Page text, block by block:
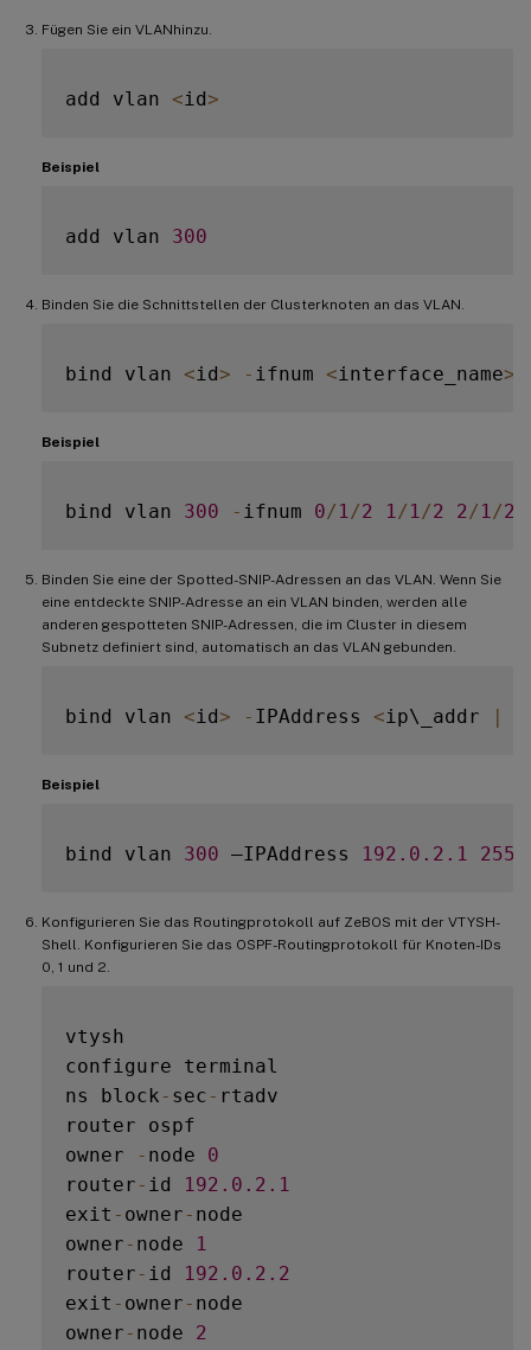
Fügen Sie ein VLANhinzu.
add vlan <id>
Beispiel
add vlan 300
Binden Sie die Schnittstellen der Clusterknoten an das VLAN.
bind vlan <id> - ifnum <interface_name>
Beispiel
bind vlan 300 - ifnum 0/ 1/2 1/ 1/2 2/ 1/2
Binden Sie eine der Spotted-SNIP-Adressen an das VLAN. Wenn Sie
eine entdeckte SNIP-Adresse an ein VLAN binden, werden alle
anderen gespotteten SNIP-Adressen, die im Cluster in diesem
Subnetz definiert sind, automatisch an das VLAN gebunden.
bind vlan <id> - IPAddress <ip\_addr |
Beispiel
bind vlan 300 –IPAddress 192.0 .2 .1
Konfigurieren Sie das Routingprotokoll auf ZeBOS mit der VTYSH-
Shell. Konfigurieren Sie das OSPF-Routingprotokoll für Knoten-IDs
0, 1 und 2.
vtysh
configure terminal
ns block - sec - rtadv
router ospf
owner
- node 0
router - id 192.0 .2 .1
exit - owner - node
owner - node
1
router - id 192.0 .2 .2
exit - owner - node
owner - node 2